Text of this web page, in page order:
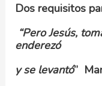
Dos requisitos
“Pero Jesús,
enderezó
y se levantó”